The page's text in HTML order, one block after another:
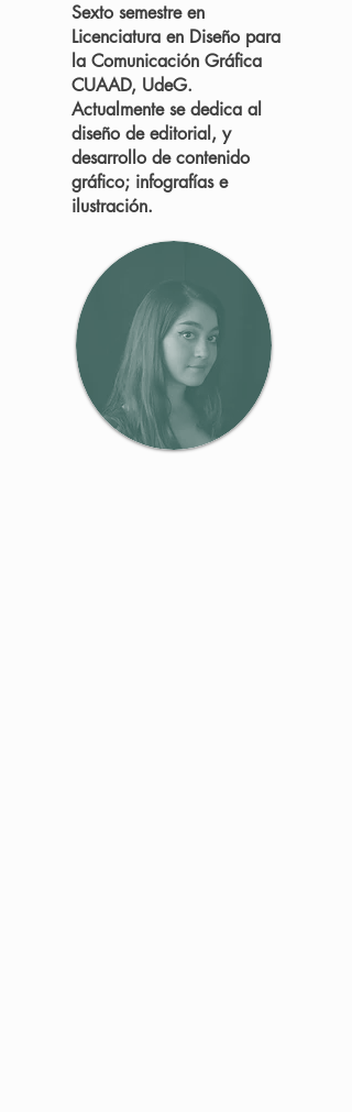
Sexto semestre en
Licenciatura en Diseño para
la Comunicación Gráfica
CUAAD, UdeG.
Actualmente se dedica al
diseño de editorial, y
desarrollo de contenido
gráfico; infografías e
ilustración.